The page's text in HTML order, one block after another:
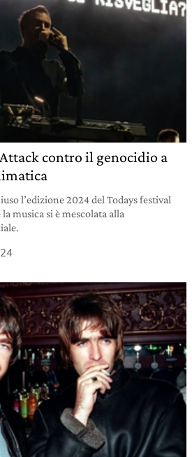
contro il genocidio a
l’edizione 2024 del Todays festival
musica si è mescolata alla